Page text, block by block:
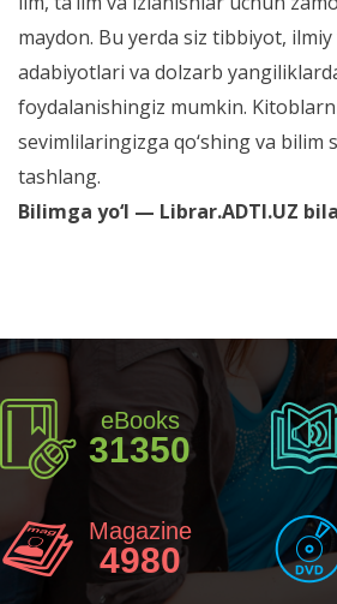
maydon. Bu yerda siz tibbiyot, ilmiy
adabiyotlari va dolzarb
foydalanishingiz mumkin.
sevimlilaringizga qo‘shing va bilim
tashlang.
Bilimga yo‘l — Librar.ADTI.UZ
eBooks
31350
Magazine
4980